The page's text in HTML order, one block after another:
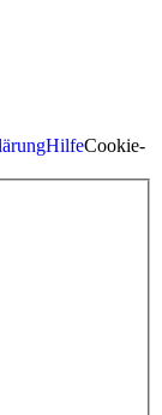
HilfeCookie-